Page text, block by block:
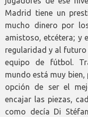
Madrid tiene un
mucho dinero por
amistoso, etcétera; y
regularidad y al futuro
equipo de fútbol.
mundo está muy bien,
opción de ser el
encajar las piezas,
como decía Di